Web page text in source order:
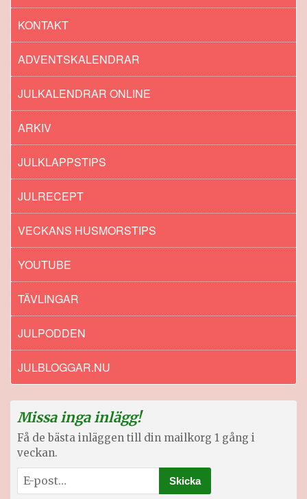
KONTAKT
ADVENTSKALENDRAR
JULKALENDRAR ONLINE
ARKIV
JULKLAPPSTIPS
JULRECEPT
VECKANS HUSMORSTIPS
YOUTUBE
TÄVLINGAR
JULPODDEN
JULBLOGGAR.NU
Missa inga inlägg!
Få de bästa inläggen till din mailkorg 1 gång i
veckan.